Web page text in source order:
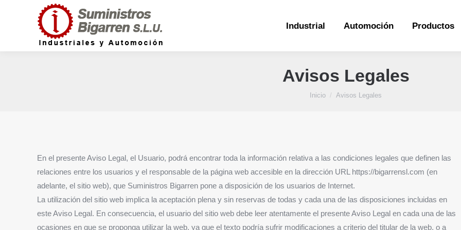
Industrial Automoción Productos
Avisos Legales
Estás aquí:
Inicio Avisos Legales
En el presente Aviso Legal, el Usuario, podrá encontrar toda la información relativa a las condiciones legales que definen las
relaciones entre los usuarios y el responsable de la página web accesible en la dirección URL https://bigarrensl.com (en
adelante, el sitio web), que Suministros Bigarren pone a disposición de los usuarios de Internet.
La utilización del sitio web implica la aceptación plena y sin reservas de todas y cada una de las disposiciones incluidas en
este Aviso Legal. En consecuencia, el usuario del sitio web debe leer atentamente el presente Aviso Legal en cada una de las
ocasiones en que se proponga utilizar la web, ya que el texto podría sufrir modificaciones a criterio del titular de la web, o a
Industrial Automoción Productos